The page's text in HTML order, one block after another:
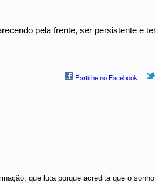
pela frente, ser persistente e
Partilhe no Facebook
que luta porque acredita que o